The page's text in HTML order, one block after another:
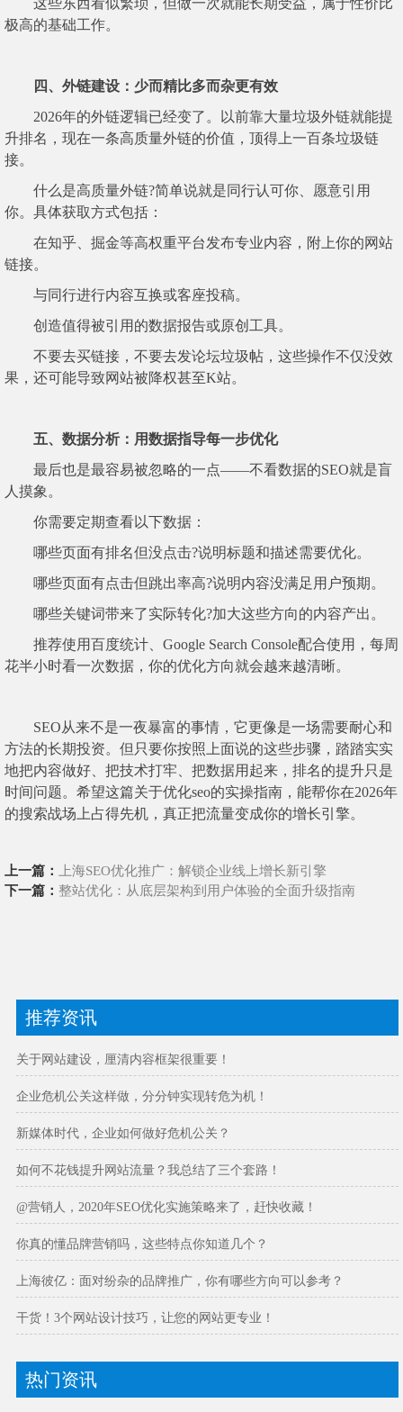
这些东西看似繁琐，但做一次就能长期受益，属于性价比
极高的基础工作。
四、外链建设：少而精比多而杂更有效
2026年的外链逻辑已经变了。以前靠大量垃圾外链就能提
升排名，现在一条高质量外链的价值，顶得上一百条垃圾链
接。
什么是高质量外链?简单说就是同行认可你、愿意引用
你。具体获取方式包括：
在知乎、掘金等高权重平台发布专业内容，附上你的网站
链接。
与同行进行内容互换或客座投稿。
创造值得被引用的数据报告或原创工具。
不要去买链接，不要去发论坛垃圾帖，这些操作不仅没效
果，还可能导致网站被降权甚至K站。
五、数据分析：用数据指导每一步优化
最后也是最容易被忽略的一点——不看数据的SEO就是盲
人摸象。
你需要定期查看以下数据：
哪些页面有排名但没点击?说明标题和描述需要优化。
哪些页面有点击但跳出率高?说明内容没满足用户预期。
哪些关键词带来了实际转化?加大这些方向的内容产出。
推荐使用百度统计、Google Search Console配合使用，每周
花半小时看一次数据，你的优化方向就会越来越清晰。
SEO从来不是一夜暴富的事情，它更像是一场需要耐心和
方法的长期投资。但只要你按照上面说的这些步骤，踏踏实实
地把内容做好、把技术打牢、把数据用起来，排名的提升只是
时间问题。希望这篇关于优化seo的实操指南，能帮你在2026年
的搜索战场上占得先机，真正把流量变成你的增长引擎。
上一篇： 上海SEO优化推广：解锁企业线上增长新引擎
下一篇： 整站优化：从底层架构到用户体验的全面升级指南
推荐资讯
关于网站建设，厘清内容框架很重要！
企业危机公关这样做，分分钟实现转危为机！
新媒体时代，企业如何做好危机公关？
如何不花钱提升网站流量？我总结了三个套路！
@营销人，2020年SEO优化实施策略来了，赶快收藏！
你真的懂品牌营销吗，这些特点你知道几个？
上海彼亿：面对纷杂的品牌推广，你有哪些方向可以参考？
干货！3个网站设计技巧，让您的网站更专业！
热门资讯